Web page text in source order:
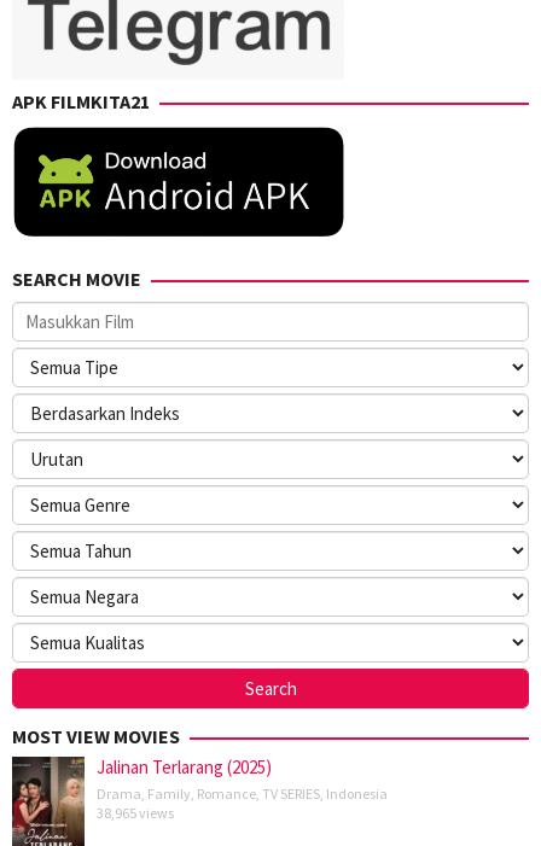
APK FILMKITA21
SEARCH MOVIE
MOST VIEW MOVIES
Jalinan Terlarang (2025)
Drama Family Romance TV SERIES Indonesia
38,965 views